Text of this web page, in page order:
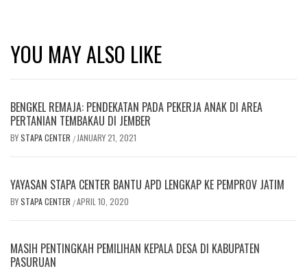
YOU MAY ALSO LIKE
BENGKEL REMAJA: PENDEKATAN PADA PEKERJA ANAK DI AREA
PERTANIAN TEMBAKAU DI JEMBER
BYSTAPA CENTER / JANUARY 21, 2021
YAYASAN STAPA CENTER BANTU APD LENGKAP KE PEMPROV JATIM
BYSTAPA CENTER /APRIL 10, 2020
MASIH PENTINGKAH PEMILIHAN KEPALA DESA DI KABUPATEN
PASURUAN